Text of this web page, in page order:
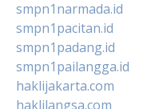
smpn1narmada.id
smpn1pacitan.id
smpn1padang.id
smpn1pailangga.id
haklijakarta.com
haklilangsa.com